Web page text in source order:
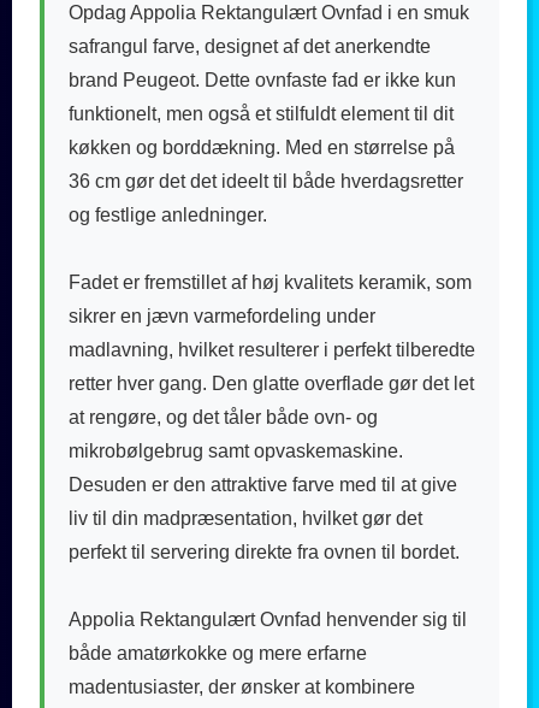
Opdag Appolia Rektangulært Ovnfad i en smuk
safrangul farve, designet af det anerkendte
brand Peugeot. Dette ovnfaste fad er ikke kun
funktionelt, men også et stilfuldt element til dit
køkken og borddækning. Med en størrelse på
36 cm gør det det ideelt til både hverdagsretter
og festlige anledninger.
Fadet er fremstillet af høj kvalitets keramik, som
sikrer en jævn varmefordeling under
madlavning, hvilket resulterer i perfekt tilberedte
retter hver gang. Den glatte overflade gør det let
at rengøre, og det tåler både ovn- og
mikrobølgebrug samt opvaskemaskine.
Desuden er den attraktive farve med til at give
liv til din madpræsentation, hvilket gør det
perfekt til servering direkte fra ovnen til bordet.
Appolia Rektangulært Ovnfad henvender sig til
både amatørkokke og mere erfarne
madentusiaster, der ønsker at kombinere